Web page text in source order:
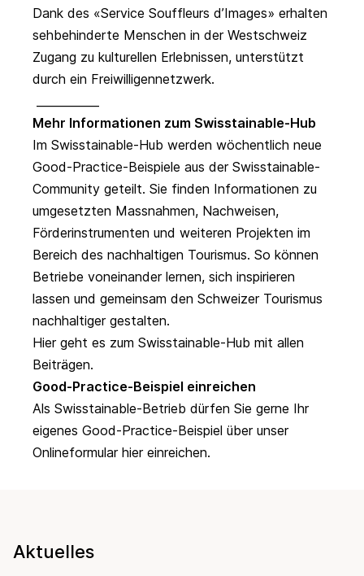
Dank des «Service Souffleurs d’Images» erhalten
sehbehinderte Menschen in der Westschweiz
Zugang zu kulturellen Erlebnissen, unterstützt
durch ein Freiwilligennetzwerk.
Mehr Informationen zum Swisstainable-Hub
Im Swisstainable-Hub werden wöchentlich neue
Good-Practice-Beispiele aus der Swisstainable-
Community geteilt. Sie finden Informationen zu
umgesetzten Massnahmen, Nachweisen,
Förderinstrumenten und weiteren Projekten im
Bereich des nachhaltigen Tourismus. So können
Betriebe voneinander lernen, sich inspirieren
lassen und gemeinsam den Schweizer Tourismus
nachhaltiger gestalten.
Hier geht es zum Swisstainable-Hub mit allen
Beiträgen.
Good-Practice-Beispiel einreichen
Als Swisstainable-Betrieb dürfen Sie gerne Ihr
eigenes Good-Practice-Beispiel über unser
Onlineformular hiereinreichen.
Aktuelles